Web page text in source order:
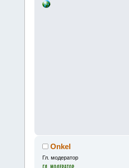
Onkel
Гл. модератор